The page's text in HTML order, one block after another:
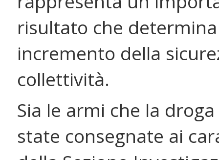
risultato che
incremento della
collettività.
Sia le armi che la
state consegnate ai